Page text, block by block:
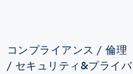
コンプライアンス / 倫理
/ セキュリティ&プライバ